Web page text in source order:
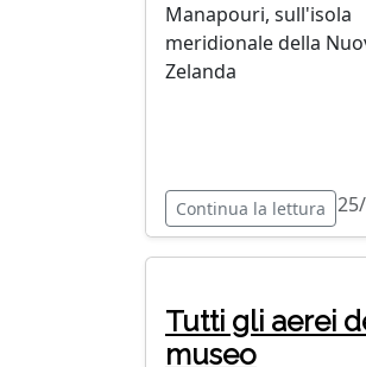
Manapouri, sull'isola
meridionale della
Zelanda
Continua la lettura
Tutti gli aerei
museo